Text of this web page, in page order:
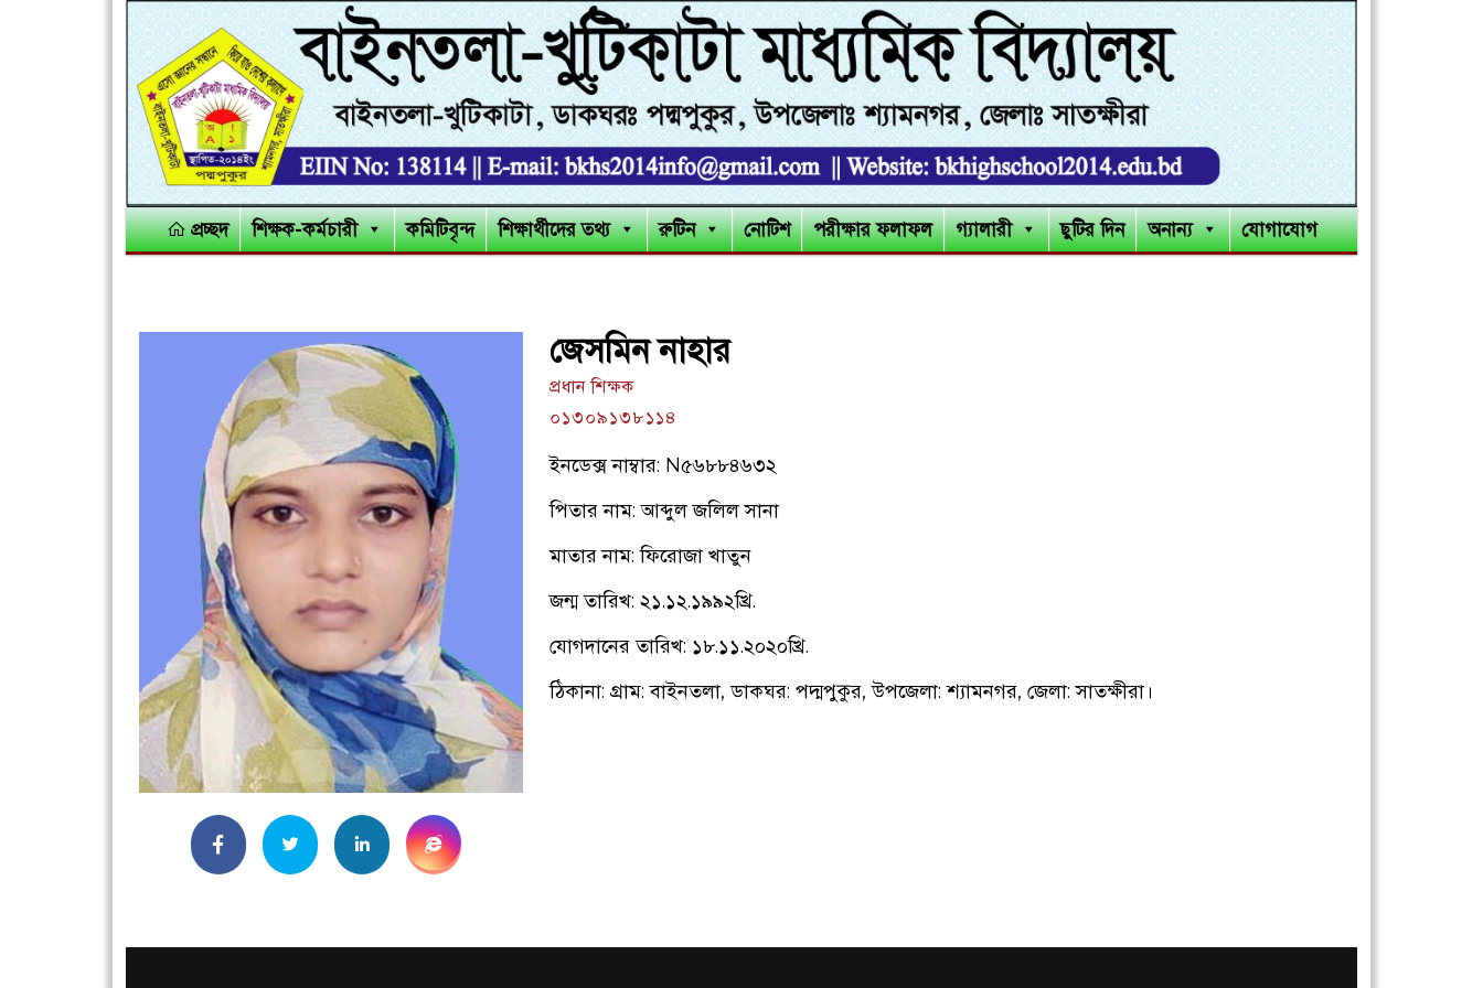
প্রচ্ছদ শিক্ষক-কর্মচারী কমিটিবৃন্দ শিক্ষার্থীদের তথ্য রুটিন নোটিশ পরীক্ষার ফলাফল গ্যালারী ছুটির দিন অনান্য যোগাযোগ
জেসমিন নাহার
প্রধান শিক্ষক
০১৩০৯১৩৮১১৪
ইনডেক্স নাম্বার: N৫৬৮৮৪৬৩২
পিতার নাম: আব্দুল জলিল সানা
মাতার নাম: ফিরোজা খাতুন
জন্ম তারিখ: ২১.১২.১৯৯২খ্রি.
যোগদানের তারিখ: ১৮.১১.২০২০খ্রি.
ঠিকানা: গ্রাম: বাইনতলা, ডাকঘর: পদ্মপুকুর, উপজেলা: শ্যামনগর, জেলা: সাতক্ষীরা।